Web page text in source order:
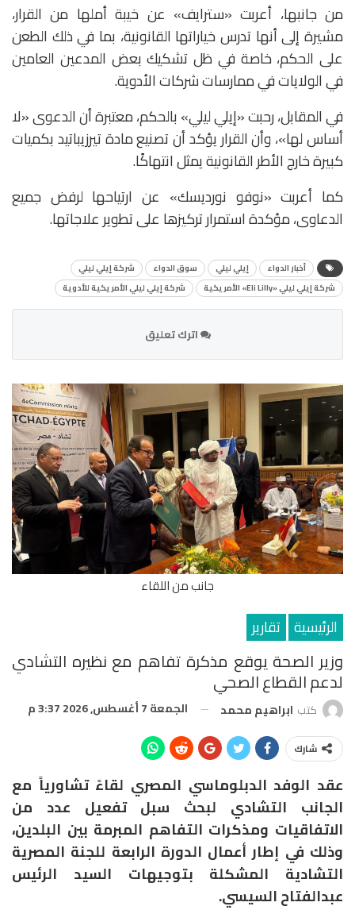
من جانبها، أعربت «سترايف» عن خيبة أملها من القرار،
مشيرة إلى أنها تدرس خياراتها القانونية، بما في ذلك الطعن
على الحكم، خاصة في ظل تشكيك بعض المدعين العامين
في الولايات في ممارسات شركات الأدوية.
في المقابل، رحبت «إيلي ليلي» بالحكم، معتبرة أن الدعوى «لا
أساس لها»، وأن القرار يؤكد أن تصنيع مادة تيرزيباتيد بكميات
كبيرة خارج الأطر القانونية يمثل انتهاكًا.
كما أعربت «نوفو نورديسك» عن ارتياحها لرفض جميع
الدعاوى، مؤكدة استمرار تركيزها على تطوير علاجاتها.
أخبار الدواء إيلي ليلي سوق الدواء
شركة إيلي ليلي
شركة إيلي ليلي «Eli Lilly» الأمريكية
شركة إيلي ليلي الأمريكية للأدوية
اترك تعليق
جانب من اللقاء
الرئيسية تقارير
وزير الصحة يوقع مذكرة تفاهم مع نظيره التشادي
لدعم القطاع الصحي
كتب ابراهيم محمد الجمعة 7 أغسطس, 2026 3:37 م
شارك
عقد الوفد الدبلوماسي المصري لقاءً تشاورياً مع
الجانب التشادي لبحث سبل تفعيل عدد من
الاتفاقيات ومذكرات التفاهم المبرمة بين البلدين،
وذلك في إطار أعمال الدورة الرابعة للجنة المصرية
التشادية المشكلة بتوجيهات السيد الرئيس
عبدالفتاح السيسي.